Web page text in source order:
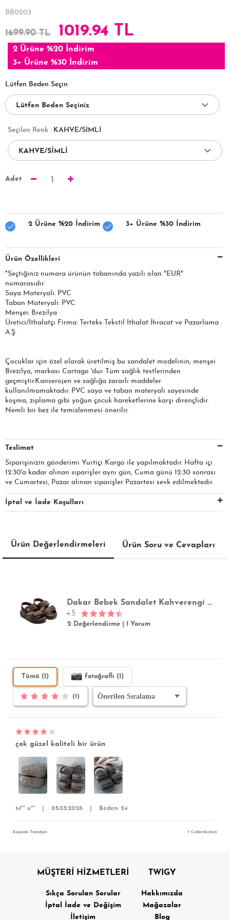
BB0203
1699.90 TL 1019.94 TL
2 Ürüne %20 İndirim
3+ Ürüne %30 İndirim
Lütfen Beden Seçin
Seçilen Renk : KAHVE/SİMLİ
Adet 1
2 Ürüne %20 İndirim 3+ Ürüne %30 İndirim
Ürün Özellikleri
*Seçtiğiniz numara ürünün tabanında yazılı olan "EUR"
numarasıdır.
Saya Materyali: PVC
Taban Materyali: PVC
Menşei: Brezilya
Üretici/İthalatçı Firma: Terteks Tekstil İthalat İhracat ve Pazarlama
A.Ş.
Çocuklar için özel olarak üretilmiş bu sandalet modelinin; menşei
Brezilya, markası Cartago 'dur. Tüm sağlık testlerinden
geçmiştir.Kanserojen ve sağlığa zararlı maddeler
kullanılmamaktadır. PVC saya ve taban materyali sayesinde
koşma, zıplama gibi yoğun çocuk hareketlerine karşı dirençlidir.
Nemli bir bez ile temizlenmesi önerilir.
Teslimat
Siparişinizin gönderimi Yurtiçi Kargo ile yapılmaktadır. Hafta içi
12:30'a kadar alınan siparişler aynı gün, Cuma günü 12:30 sonrası
ve Cumartesi, Pazar alınan siparişler Pazartesi sevk edilmektedir.
İptal ve İade Koşulları
Ürün Değerlendirmeleri Ürün Soru ve Cevapları
Dakar Bebek Sandalet Kahverengi 21/27
4.5
2 Değerlendirme 1 Yorum
Tümü (1) fotoğraflı (1)
(1)
çok güzel kaliteli bir ürün
M** u** 05.05.2026 Beden: 24
Kaynak: Trendyol ⚡ CollectAction
MÜŞTERİ HİZMETLERİ
Sıkça Sorulan Sorular
İptal İade ve Değişim
İletişim
TWIGY
Hakkımızda
Mağazalar
Blog